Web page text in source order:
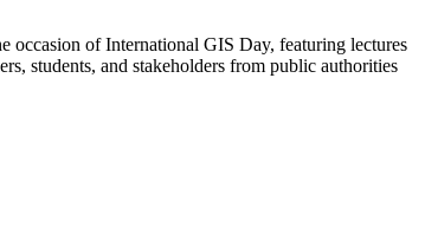
occasion of International GIS Day, featuring lectures
students, and stakeholders from public authorities